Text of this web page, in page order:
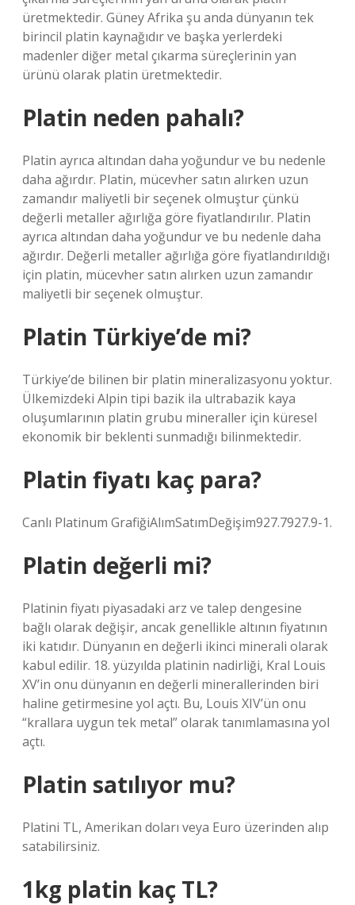
üretmektedir. Güney Afrika şu anda dünyanın tek
birincil platin kaynağıdır ve başka yerlerdeki
madenler diğer metal çıkarma süreçlerinin yan
ürünü olarak platin üretmektedir.
Platin neden pahalı?
Platin ayrıca altından daha yoğundur ve bu nedenle
daha ağırdır. Platin, mücevher satın alırken uzun
zamandır maliyetli bir seçenek olmuştur çünkü
değerli metaller ağırlığa göre fiyatlandırılır. Platin
ayrıca altından daha yoğundur ve bu nedenle daha
ağırdır. Değerli metaller ağırlığa göre fiyatlandırıldığı
için platin, mücevher satın alırken uzun zamandır
maliyetli bir seçenek olmuştur.
Platin Türkiye’de mi?
Türkiye’de bilinen bir platin mineralizasyonu yoktur.
Ülkemizdeki Alpin tipi bazik ila ultrabazik kaya
oluşumlarının platin grubu mineraller için küresel
ekonomik bir beklenti sunmadığı bilinmektedir.
Platin fiyatı kaç para?
Canlı Platinum GrafiğiAlımSatımDeğişim927.7927.9-1.
Platin değerli mi?
Platinin fiyatı piyasadaki arz ve talep dengesine
bağlı olarak değişir, ancak genellikle altının fiyatının
iki katıdır. Dünyanın en değerli ikinci minerali olarak
kabul edilir. 18. yüzyılda platinin nadirliği, Kral Louis
XV’in onu dünyanın en değerli minerallerinden biri
haline getirmesine yol açtı. Bu, Louis XIV’ün onu
“krallara uygun tek metal” olarak tanımlamasına yol
açtı.
Platin satılıyor mu?
Platini TL, Amerikan doları veya Euro üzerinden alıp
satabilirsiniz.
1kg platin kaç TL?